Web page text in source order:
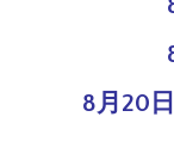
8月20